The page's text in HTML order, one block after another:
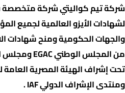
شركة تيم كواليتي شركة متخصصة
لشهادات الأيزو العالمية لجميع
والجهات الحكومية ومنح شهادات
ومنتدى الإشراف الدولي IAF .